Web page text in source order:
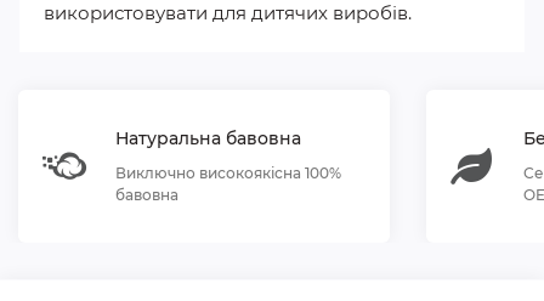
використовувати для дитячих виробів.
Натуральна бавовна
Виключно високоякісна 100%
бавовна